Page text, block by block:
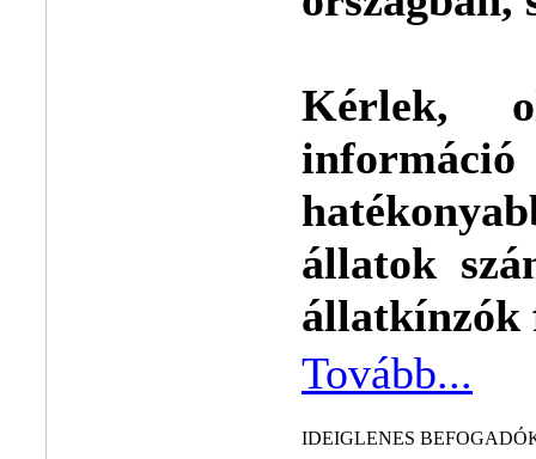
Kérlek,
állatok
állatkínzók
Tovább...
IDEIGLENES